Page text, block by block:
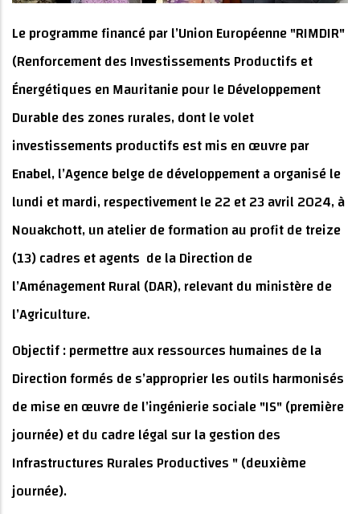
Le programme financé par l’Union Européenne "RIMDIR"
(Renforcement des Investissements Productifs et
Énergétiques en Mauritanie pour le Développement
Durable des zones rurales, dont le volet
investissements productifs est mis en œuvre par
Enabel, l’Agence belge de développement a organisé le
lundi et mardi, respectivement le 22 et 23 avril 2024, à
Nouakchott, un atelier de formation au profit de treize
(13) cadres et agents de la Direction de
l’Aménagement Rural (DAR), relevant du ministère de
l’Agriculture.
Objectif : permettre aux ressources humaines de la
Direction formés de s’approprier les outils harmonisés
de mise en œuvre de l’ingénierie sociale "IS" (première
journée) et du cadre légal sur la gestion des
Infrastructures Rurales Productives " (deuxième
journée).